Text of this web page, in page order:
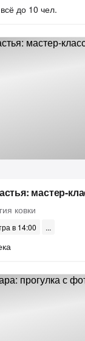
до 10 чел.
мастер-
ковки
в 14:00